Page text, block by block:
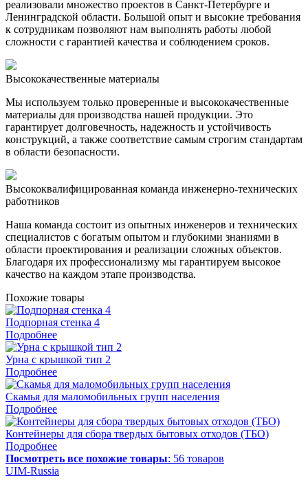
реализовали множество проектов в Санкт-Петербурге и
Ленинградской области. Большой опыт и высокие требования
к сотрудникам позволяют нам выполнять работы любой
сложности с гарантией качества и соблюдением сроков.
Высококачественные материалы
Мы используем только проверенные и высококачественные
материалы для производства нашей продукции. Это
гарантирует долговечность, надежность и устойчивость
конструкций, а также соответствие самым строгим стандартам
в области безопасности.
Высококвалифицированная команда инженерно-технических
работников
Наша команда состоит из опытных инженеров и технических
специалистов с богатым опытом и глубокими знаниями в
области проектирования и реализации сложных объектов.
Благодаря их профессионализму мы гарантируем высокое
качество на каждом этапе производства.
Похожие товары
Подпорная стенка 4
Подробнее
Урна с крышкой тип 2
Подробнее
Скамья для маломобильных групп населения
Подробнее
Контейнеры для сбора твердых бытовых отходов (ТБО)
Подробнее
Посмотреть все похожие товары: 56 товаров
UIM-Russia